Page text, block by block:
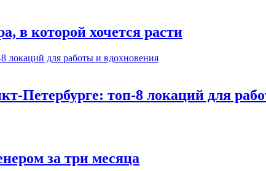
в которой хочется расти
Петербурге: топ-8 локаций для
за три месяца